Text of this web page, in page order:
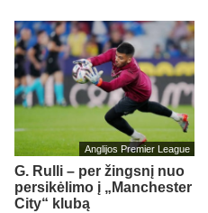
Anglijos Premier League
G. Rulli – per žingsnį nuo
persikėlimo į „Manchester
City“ klubą